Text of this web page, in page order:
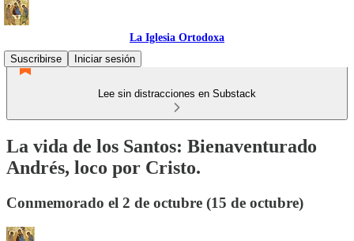
La Iglesia Ortodoxa
Suscribirse
Iniciar sesión
Lee sin distracciones en Substack
La vida de los Santos: Bienaventurado
Andrés, loco por Cristo.
Conmemorado el 2 de octubre (15 de octubre)